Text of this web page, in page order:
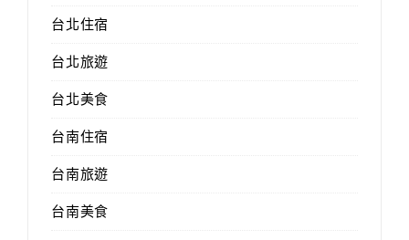
台北住宿
台北旅遊
台北美食
台南住宿
台南旅遊
台南美食